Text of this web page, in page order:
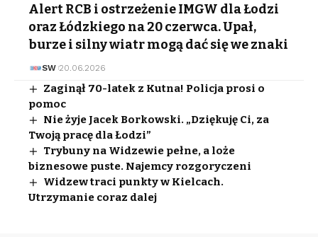
Alert RCB i ostrzeżenie IMGW dla Łodzi
oraz Łódzkiego na 20 czerwca. Upał,
burze i silny wiatr mogą dać się we znaki
SW 20.06.2026
Zaginął 70-latek z Kutna! Policja prosi o
pomoc
Nie żyje Jacek Borkowski. „Dziękuję Ci, za
Twoją pracę dla Łodzi”
Trybuny na Widzewie pełne, a loże
biznesowe puste. Najemcy rozgoryczeni
Widzew traci punkty w Kielcach.
Utrzymanie coraz dalej